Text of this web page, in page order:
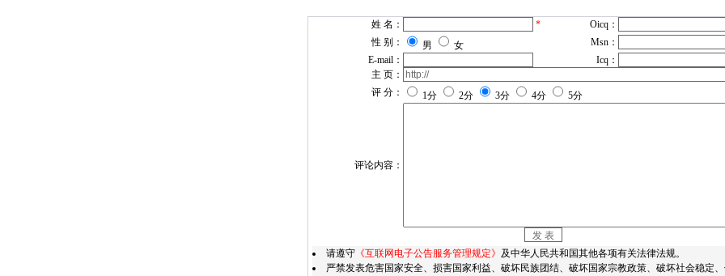
姓 名： *
Oicq：
性 别：
男 女
Msn：
E-mail：
Icq：
主 页：
评 分：
1分 2分 3分 4分 5分
评论内容：
请遵守 《互联网电子公告服务管理规定》 及中华人民共和国其他各项有关法律法规。
严禁发表危害国家安全、损害国家利益、破坏民族团结、破坏国家宗教政策、破坏社会稳定